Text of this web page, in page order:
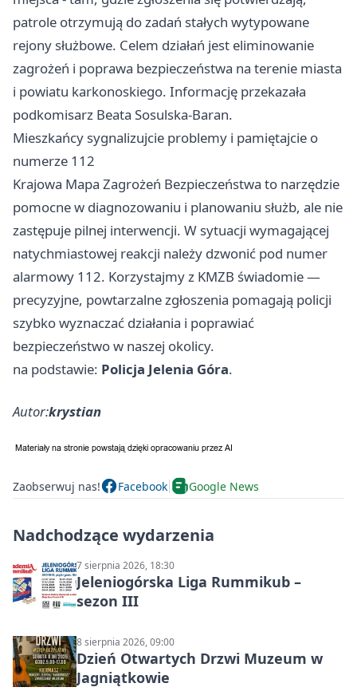
patrole otrzymują do zadań stałych wytypowane
rejony służbowe. Celem działań jest eliminowanie
zagrożeń i poprawa bezpieczeństwa na terenie miasta
i powiatu karkonoskiego. Informację przekazała
podkomisarz Beata Sosulska-Baran.
Mieszkańcy sygnalizujcie problemy i pamiętajcie o
numerze 112
Krajowa Mapa Zagrożeń Bezpieczeństwa to narzędzie
pomocne w diagnozowaniu i planowaniu służb, ale nie
zastępuje pilnej interwencji. W sytuacji wymagającej
natychmiastowej reakcji należy dzwonić pod numer
alarmowy 112. Korzystajmy z KMZB świadomie —
precyzyjne, powtarzalne zgłoszenia pomagają policji
szybko wyznaczać działania i poprawiać
bezpieczeństwo w naszej okolicy.
na podstawie: Policja Jelenia Góra.
Autor:krystian
Zaobserwuj nas! Facebook Google News
Nadchodzące wydarzenia
7 sierpnia 2026, 18:30
Jeleniogórska Liga Rummikub –
sezon III
8 sierpnia 2026, 09:00
Dzień Otwartych Drzwi Muzeum w
Jagniątkowie